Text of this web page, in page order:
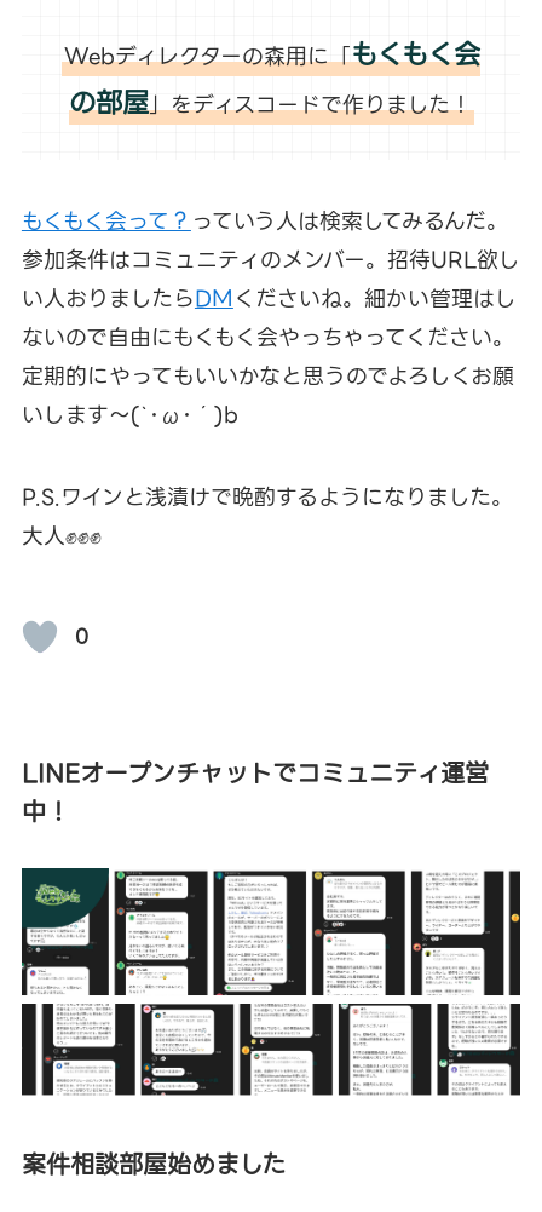
Webディレクターの森用に「もくもく会
の部屋」をディスコードで作りました！
もくもく会って？っていう人は検索してみるんだ。
参加条件はコミュニティのメンバー。招待URL欲し
い人おりましたらDMくださいね。細かい管理はし
ないので自由にもくもく会やっちゃってください。
定期的にやってもいいかなと思うのでよろしくお願
いします～(`･ω･´)b
P.S.ワインと浅漬けで晩酌するようになりました。
大人✊✊✊
0
LINEオープンチャットでコミュニティ運営
中！
案件相談部屋始めました